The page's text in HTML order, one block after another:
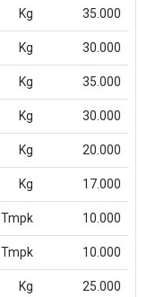
Kg 35.000
Kg 30.000
Kg 35.000
Kg 30.000
Kg 20.000
Kg 17.000
Tmpk 10.000
Tmpk 10.000
Kg 25.000